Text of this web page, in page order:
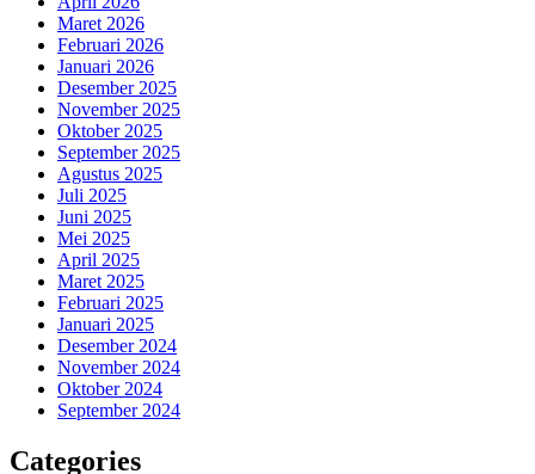
Maret 2026
Februari 2026
Januari 2026
Desember 2025
November 2025
Oktober 2025
September 2025
Agustus 2025
Juli 2025
Juni 2025
Mei 2025
April 2025
Maret 2025
Februari 2025
Januari 2025
Desember 2024
November 2024
Oktober 2024
September 2024
Categories